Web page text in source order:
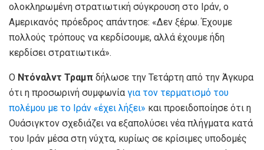
ολοκληρωμένη στρατιωτική σύγκρουση στο Ιράν, ο
Αμερικανός πρόεδρος απάντησε: «Δεν ξέρω. Έχουμε
πολλούς τρόπους να κερδίσουμε, αλλά έχουμε ήδη
κερδίσει στρατιωτικά».
Ο Ντόναλντ Τραμπ δήλωσε την Τετάρτη από την Άγκυρα
ότι η προσωρινή συμφωνία για τον τερματισμό του
πολέμου με το Ιράν «έχει λήξει» και προειδοποίησε ότι η
Ουάσιγκτον σχεδιάζει να εξαπολύσει νέα πλήγματα κατά
του Ιράν μέσα στη νύχτα, κυρίως σε κρίσιμες υποδομές